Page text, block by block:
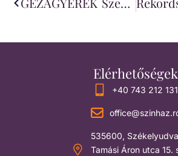
Elérhetőségek
+40 743 212 131
535600,
Tamási Áron utca 15.